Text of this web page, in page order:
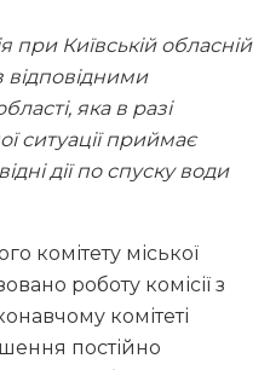
при Київській обласній
відповідними
яка в разі
ситуації приймає
дії по спуску води
міської
роботу комісії з
комітеті
постійно